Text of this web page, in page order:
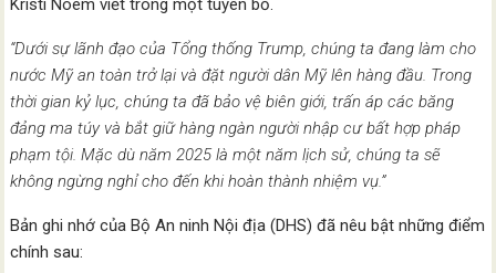
Kristi Noem viết trong một tuyên bố.
“Dưới sự lãnh đạo của Tổng thống Trump, chúng ta đang làm cho
nước Mỹ an toàn trở lại và đặt người dân Mỹ lên hàng đầu. Trong
thời gian kỷ lục, chúng ta đã bảo vệ biên giới, trấn áp các băng
đảng ma túy và bắt giữ hàng ngàn người nhập cư bất hợp pháp
phạm tội. Mặc dù năm 2025 là một năm lịch sử, chúng ta sẽ
không ngừng nghỉ cho đến khi hoàn thành nhiệm vụ.”
Bản ghi nhớ của Bộ An ninh Nội địa (DHS) đã nêu bật những điểm
chính sau: